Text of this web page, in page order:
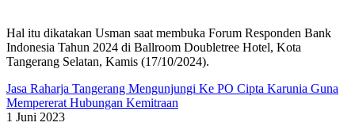
Hal itu dikatakan Usman saat membuka Forum Responden Bank
Indonesia Tahun 2024 di Ballroom Doubletree Hotel, Kota
Tangerang Selatan, Kamis (17/10/2024).
Jasa Raharja Tangerang Mengunjungi Ke PO Cipta Karunia Guna
Mempererat Hubungan Kemitraan
1 Juni 2023